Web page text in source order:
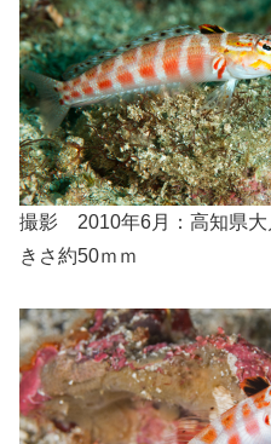
撮影 2010年6月：高知県
きさ約50ｍｍ